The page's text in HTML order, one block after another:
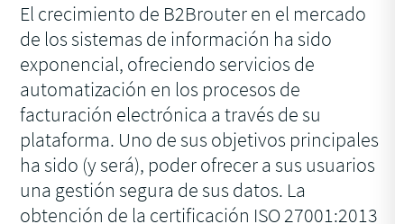
El crecimiento de B2Brouter en el mercado
de los sistemas de información ha sido
exponencial, ofreciendo servicios de
automatización en los procesos de
facturación electrónica a través de su
plataforma. Uno de sus objetivos principales
ha sido (y será), poder ofrecer a sus usuarios
una gestión segura de sus datos. La
obtención de la certificación ISO 27001:2013